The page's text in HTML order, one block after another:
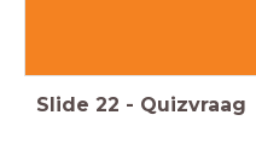
Slide 22 - Quizvraag